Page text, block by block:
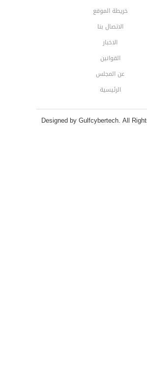
خريطة الموقع
الاتصال بنا
الاخبار
القوانين
عن المجلس
الرئيسية
Designed by Gulfcybertech. All